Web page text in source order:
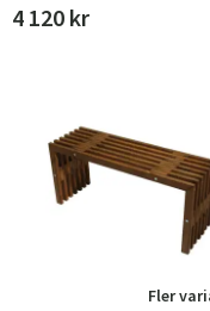
4 120 kr
Fler